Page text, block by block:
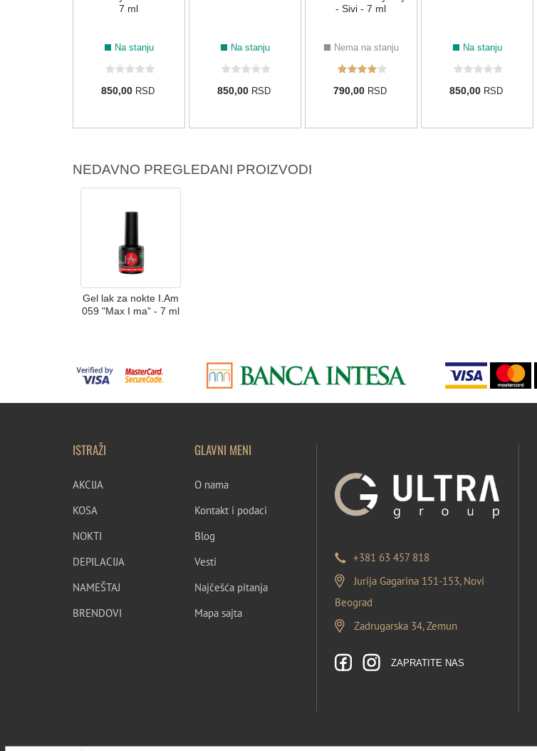
114
006 132
7 ml
Na stanju
850,00 RSD
Na stanju
850,00 RSD
- Sivi - 7 ml
Nema na stanju
790,00 RSD
Na stanju
850,00 RSD
NEDAVNO PREGLEDANI PROIZVODI
Gel lak za nokte I.Am
059 "Max I ma" - 7 ml
ISTRAŽI
AKCIJA
KOSA
NOKTI
DEPILACIJA
NAMEŠTAJ
BRENDOVI
GLAVNI MENI
O nama
Kontakt i podaci
Blog
Vesti
Najčešća pitanja
Mapa sajta
+381 63 457 818
Jurija Gagarina 151-153, Novi
Beograd
Zadrugarska 34, Zemun
ZAPRATITE NAS